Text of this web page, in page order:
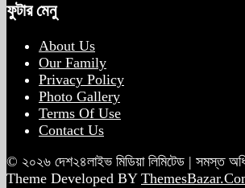
ফুটার মেনু
About Us
Our Family
Privacy Policy
Photo Gallery
Terms Of Use
Contact Us
© ২০২৬ দেশ২৪লাইভ মিডিয়া লিমিটেড | সমস্ত
Theme Developed BY